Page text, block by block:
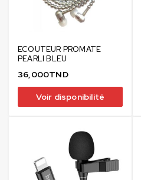
ECOUTEUR PROMATE
PEARLI BLEU
36,000TND
Voir disponibilité